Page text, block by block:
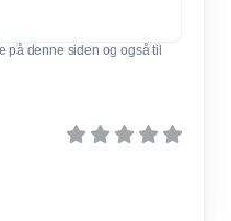
på denne siden og også til